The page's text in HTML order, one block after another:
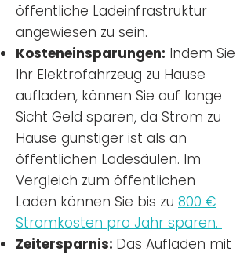
öffentliche Ladeinfrastruktur
angewiesen zu sein.
Kosteneinsparungen: Indem Sie
Ihr Elektrofahrzeug zu Hause
aufladen, können Sie auf lange
Sicht Geld sparen, da Strom zu
Hause günstiger ist als an
öffentlichen Ladesäulen. Im
Vergleich zum öffentlichen
Laden können Sie bis zu 800 €
Stromkosten pro Jahr sparen.
Zeitersparnis: Das Aufladen mit